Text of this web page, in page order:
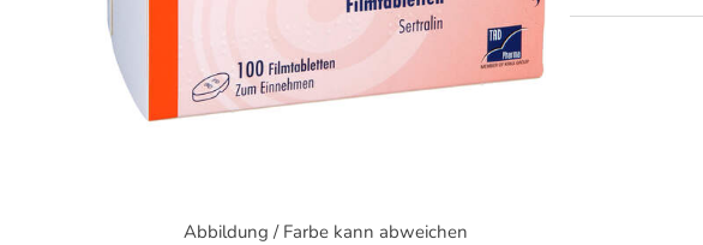
Abbildung / Farbe kann abweichen